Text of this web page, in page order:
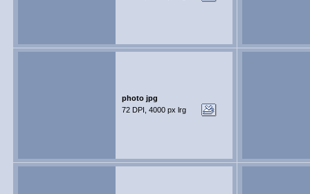
photo jpg
72 DPI, 4000 px lrg